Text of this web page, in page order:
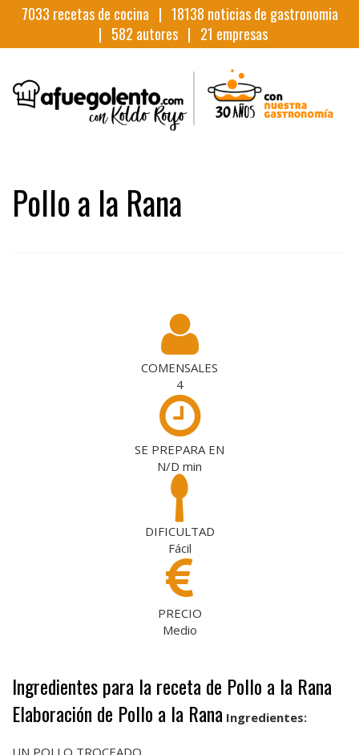
7033 recetas de cocina | 18138 noticias de gastronomia
| 582 autores | 21 empresas
Pollo a la Rana
COMENSALES
4
SE PREPARA EN
N/D min
DIFICULTAD
Fácil
PRECIO
Medio
Ingredientes para la receta de Pollo a la Rana
Elaboración de Pollo a la Rana Ingredientes:
UN POLLO TROCEADO